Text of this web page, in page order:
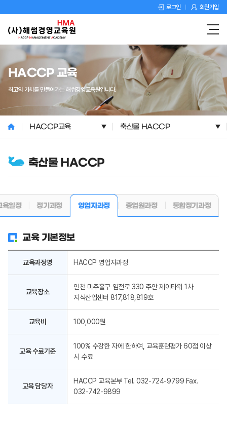
로그인 회원가입
HACCP 교육
최고의 가치를 만들어가는 해썹경영교육원입니다.
HACCP교육 축산물 HACCP
축산물 HACCP
육일정 정기과정 영업자과정 종업원과정 통합정기과정
교육 기본정보
교육과정명 HACCP 영업자과정
교육장소
인천 미추홀구 염전로 330 주안 제이타워 1차
지식산업센터 817,818,819호
교육비 100,000원
교육 수료기준
100% 수강한 자에 한하여, 교육훈련평가 60점 이상
시 수료
교육 담당자
HACCP 교육본부 Tel. 032-724-9799 Fax.
032-742-9899